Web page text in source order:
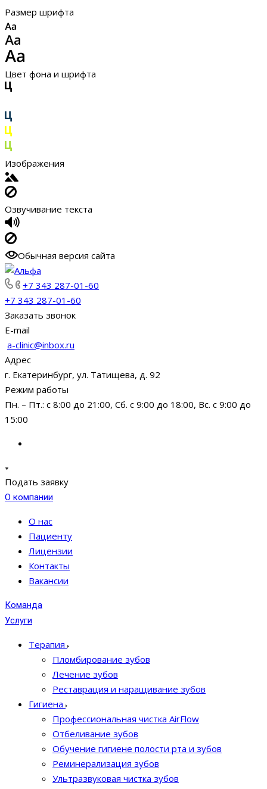
Размер шрифта
Цвет фона и шрифта
Изображения
Озвучивание текста
Обычная версия сайта
+7 343 287-01-60
+7 343 287-01-60
Заказать звонок
E-mail
a-clinic@inbox.ru
Адрес
г. Екатеринбург, ул. Татищева, д. 92
Режим работы
Пн. – Пт.: с 8:00 до 21:00, Сб. с 9:00 до 18:00, Вс. с 9:00 до
15:00
Подать заявку
О компании
О нас
Пациенту
Лицензии
Контакты
Вакансии
Команда
Услуги
Терапия
Пломбирование зубов
Лечение зубов
Реставрация и наращивание зубов
Гигиена
Профессиональная чистка AirFlow
Отбеливание зубов
Обучение гигиене полости рта и зубов
Реминерализация зубов
Ультразвуковая чистка зубов